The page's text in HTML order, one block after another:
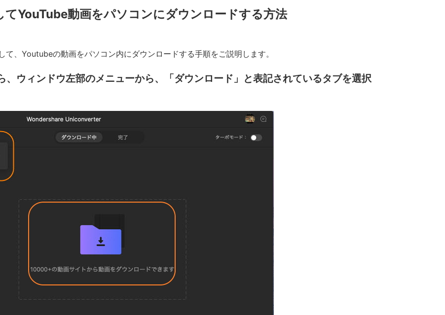
てYouTube動画をパソコンにダウンロードする方法
、Youtubeの動画をパソコン内にダウンロードする手順をご説明します。
ウィンドウ左部のメニューから、「ダウンロード」と表記されているタブを選択